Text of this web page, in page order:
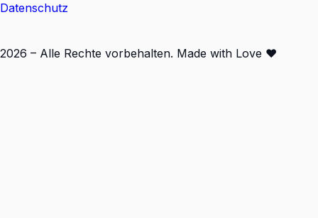
Datenschutz
2026 – Alle Rechte vorbehalten. Made with Love ❤️